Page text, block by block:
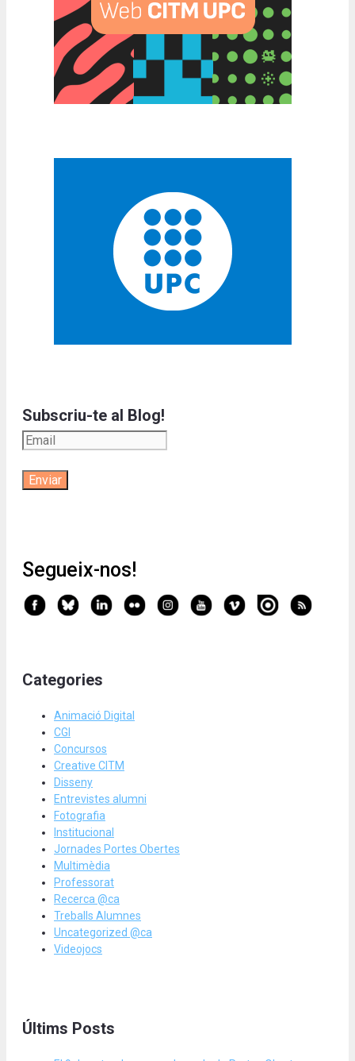
Subscriu-te al Blog!
Segueix-nos!
Categories
Animació Digital
CGI
Concursos
Creative CITM
Disseny
Entrevistes alumni
Fotografia
Institucional
Jornades Portes Obertes
Multimèdia
Professorat
Recerca @ca
Treballs Alumnes
Uncategorized @ca
Videojocs
Últims Posts